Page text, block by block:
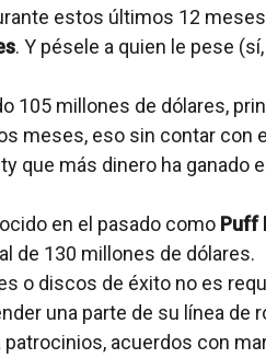
estos últimos 12
. Y pésele a quien le pese (sí,
105 millones de dólares,
meses, eso sin contar con
que más dinero ha
en el pasado como Puff
de 130 millones de dólares.
o discos de éxito no es
una parte de su línea de
acuerdos con